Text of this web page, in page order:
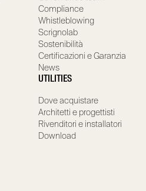
Compliance
Whistleblowing
Scrignolab
Sostenibilità
Certificazioni e Garanzia
News
UTILITIES
Dove acquistare
Architetti e progettisti
Rivenditori e installatori
Download